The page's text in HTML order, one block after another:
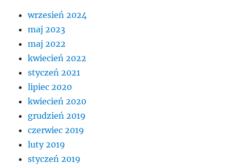
wrzesień 2024
maj 2023
maj 2022
kwiecień 2022
styczeń 2021
lipiec 2020
kwiecień 2020
grudzień 2019
czerwiec 2019
luty 2019
styczeń 2019